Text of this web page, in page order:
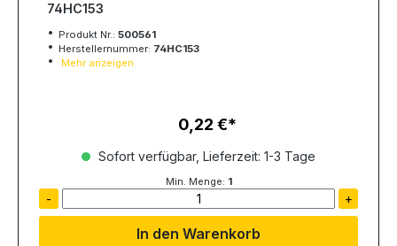
74HC153
Produkt Nr.: 500561
Herstellernummer: 74HC153
Mehr anzeigen
Regulärer Preis:
0,22 €
Sofort verfügbar, Lieferzeit: 1-3 Tage
Min. Menge: 1
- +
In den Warenkorb